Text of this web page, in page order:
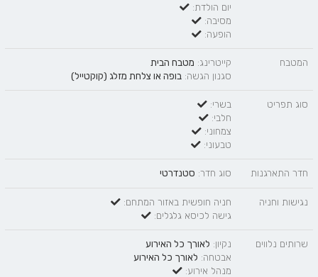
יום הולדת:
מסיבה:
הופעה:
המטבח קייטרינג: מטבח הבית
סגנון הגשה: בופה או צלחת מזלג (קוקטייל)
סוג תפריט
בשרי:
חלבי:
צמחוני:
טבעוני:
חדר התארגנות סוג חדר: סטנדרטי
נגישות וחניה
חניה חופשית באזור המתחם:
גישה לכיסא גלגלים:
שרותים נלווים נקיון: לאורך כל האירוע
אבטחה: לאורך כל האירוע
מנהל אירוע: